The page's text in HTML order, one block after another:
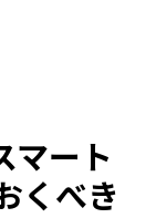
マート
くべき